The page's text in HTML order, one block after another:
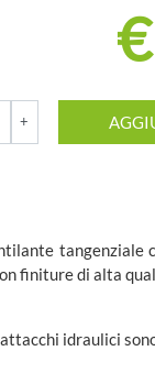
tangenziale
finiture di alta
idraulici